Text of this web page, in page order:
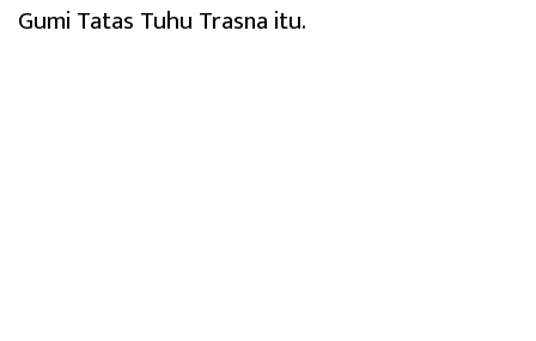
Gumi Tatas Tuhu Trasna itu.